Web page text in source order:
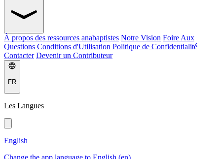
À propos des ressources anabaptistes Notre Vision Foire Aux
Questions Conditions d'Utilisation Politique de Confidentialité
Contacter Devenir un Contributeur
FR
Les Langues
English
Change the app language to English (en)